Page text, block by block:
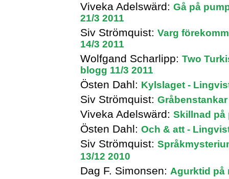
Viveka Adelswärd: Gå på
21/3 2011
Siv Strömquist: Varg
14/3 2011
Wolfgand Scharlipp: Two
blogg 11/3 2011
Östen Dahl: Kylslaget -
Siv Strömquist:
Viveka Adelswärd: Skillnad på
Östen Dahl: Och & att -
Siv Strömquist:
13/12 2010
Dag F. Simonsen: Agurktid på